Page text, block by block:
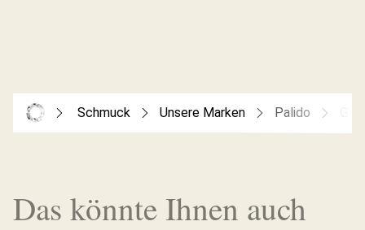
Schmuck Unsere Marken Palido
Das könnte Ihnen auch